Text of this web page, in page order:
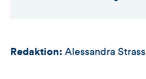
Redaktion: Alessandra